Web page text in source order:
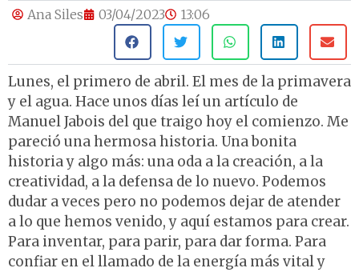
Ana Siles 03/04/2023 13:06
Lunes, el primero de abril. El mes de la primavera
y el agua. Hace unos días leí un artículo de
Manuel Jabois del que traigo hoy el comienzo. Me
pareció una hermosa historia. Una bonita
historia y algo más: una oda a la creación, a la
creatividad, a la defensa de lo nuevo. Podemos
dudar a veces pero no podemos dejar de atender
a lo que hemos venido, y aquí estamos para crear.
Para inventar, para parir, para dar forma. Para
confiar en el llamado de la energía más vital y